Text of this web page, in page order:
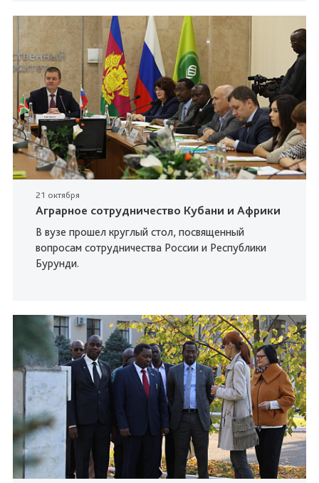
21 октября
Аграрное сотрудничество Кубани и Африки
В вузе прошел круглый стол, посвященный
вопросам сотрудничества России и Республики
Бурунди.